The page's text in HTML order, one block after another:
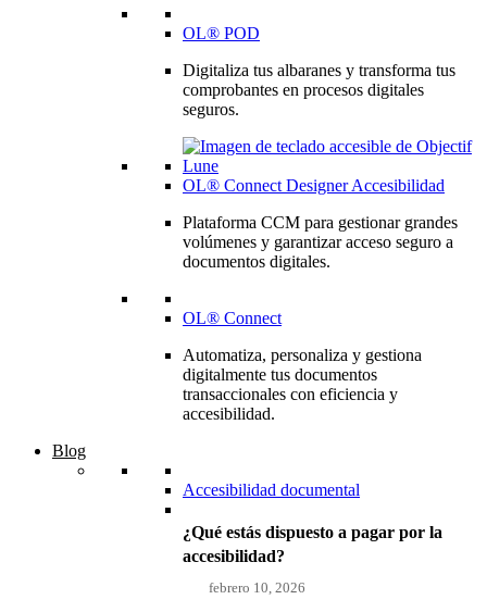
OL® POD
Digitaliza tus albaranes y transforma tus
comprobantes en procesos digitales
seguros.
OL® Connect Designer Accesibilidad
Plataforma CCM para gestionar grandes
volúmenes y garantizar acceso seguro a
documentos digitales.
OL® Connect
Automatiza, personaliza y gestiona
digitalmente tus documentos
transaccionales con eficiencia y
accesibilidad.
Blog
Accesibilidad documental
¿Qué estás dispuesto a pagar por la
accesibilidad?
febrero 10, 2026